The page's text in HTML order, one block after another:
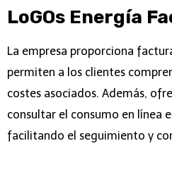
LoGOs Energía
La empresa proporciona
permiten a los clientes
costes asociados. Además,
consultar el consumo en línea
facilitando el seguimiento y